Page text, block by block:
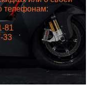
телефонам:
81
33